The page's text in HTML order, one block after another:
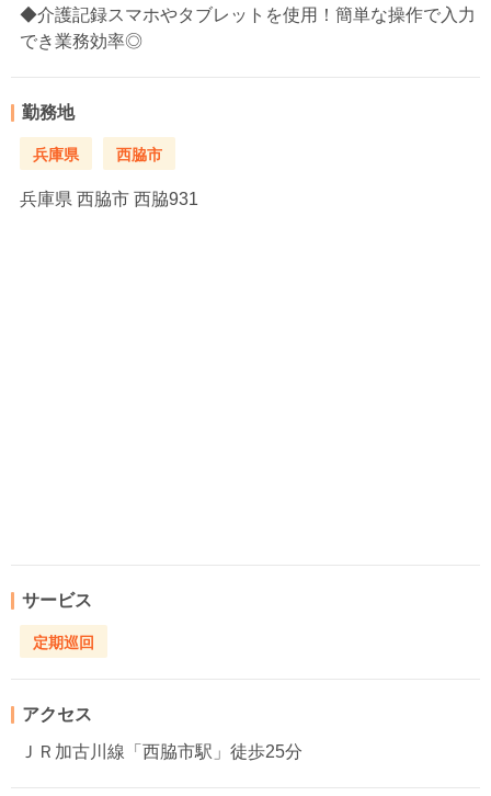
◆介護記録スマホやタブレットを使用！簡単な操作で入力
でき業務効率◎
勤務地
兵庫県 西脇市
兵庫県 西脇市 西脇931
サービス
定期巡回
アクセス
ＪＲ加古川線「西脇市駅」徒歩25分